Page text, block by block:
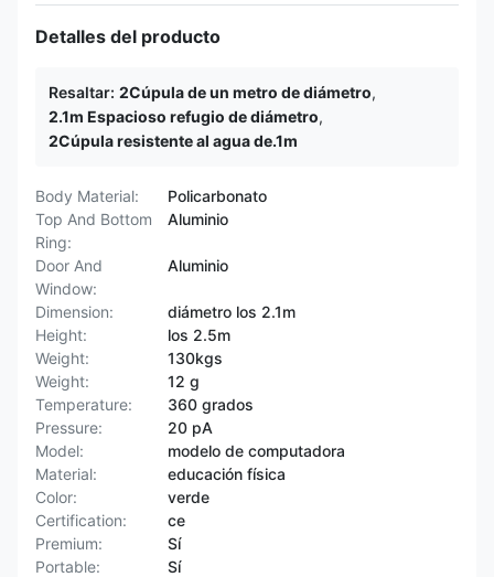
Detalles del producto
Resaltar: 2Cúpula de un metro de diámetro,
2.1m Espacioso refugio de diámetro,
2Cúpula resistente al agua de.1m
Body Material:
Policarbonato
Top And Bottom
Ring:
Aluminio
Door And
Window:
Aluminio
Dimension:
diámetro los 2.1m
Height:
los 2.5m
Weight:
130kgs
Weight:
12 g
Temperature:
360 grados
Pressure:
20 pA
Model:
modelo de computadora
Material:
educación física
Color:
verde
Certification:
ce
Premium:
Sí
Portable:
Sí